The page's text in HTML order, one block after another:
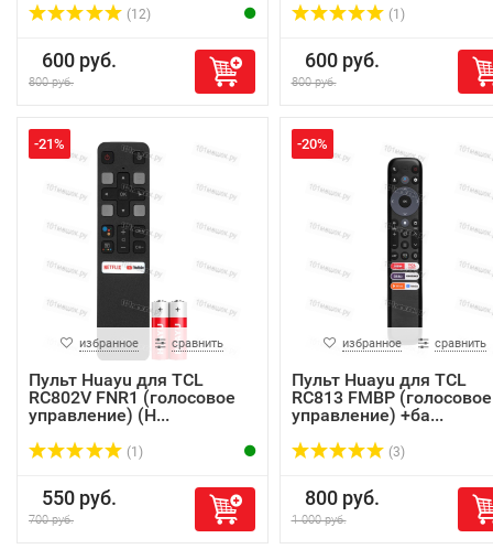
(12)
600 руб.
800 руб.
(1)
600 руб.
800 руб.
-21%
избранное сравнить
Пульт Huayu для TCL
RC802V FNR1 (голосовое
управление) (H...
(1)
550 руб.
700 руб.
-20%
избранное сравнить
Пульт Huayu для TCL
RC813 FMBP (голосовое
управление) +ба...
(3)
800 руб.
1 000 руб.